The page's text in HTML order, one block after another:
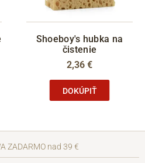
Shoeboy's hubka na
čistenie
2,36 €
DOKÚPIŤ
ZADARMO nad 39 €